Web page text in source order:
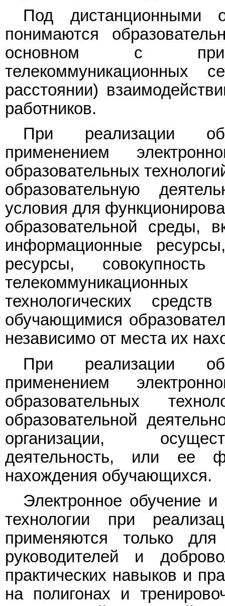
Под дистанционными
понимаются
основном с
телекоммуникационных
расстоянии)
работников.
При реализации
применением
образовательных
образовательную
условия для
образовательной среды,
информационные
ресурсы,
телекоммуникационных
технологических
обучающимися
независимо от места их
При реализации
применением
образовательных
образовательной
организации,
деятельность, или ее
нахождения обучающихся.
Электронное обучение
технологии при
применяются только для
руководителей и
практических навыков и
на полигонах и